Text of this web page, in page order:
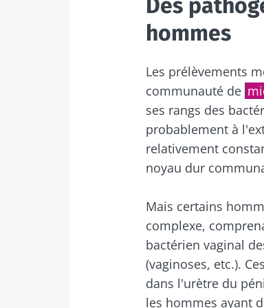
Des
hommes
Les prélèvements
communauté de
ses rangs des
probablement à
relativement
noyau dur
Mais certains
complexe,
bactérien vaginal
(vaginoses, etc.).
dans l'urètre du
les hommes ayant
Vous
*
BMI 20-35